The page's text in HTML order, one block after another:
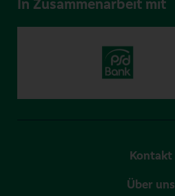
In Zusammenarbeit mit
Kontakt
Über uns